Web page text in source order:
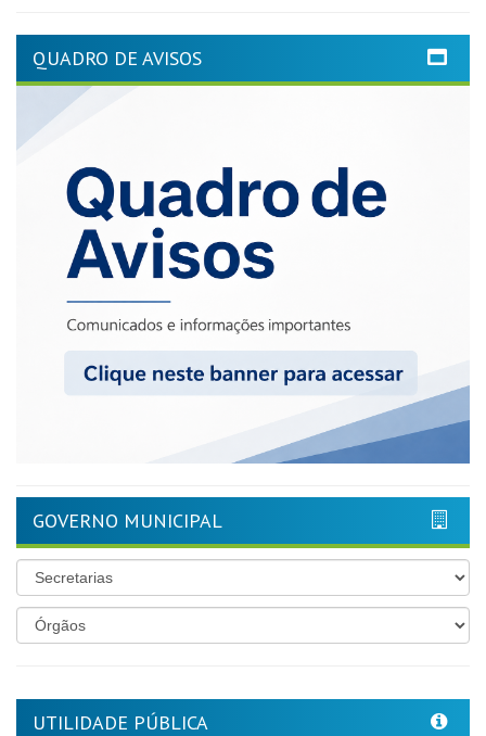
QUADRO DE AVISOS
GOVERNO MUNICIPAL
UTILIDADE PÚBLICA